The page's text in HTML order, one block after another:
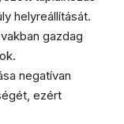
helyreállítását.
gazdag
negatívan
ezért